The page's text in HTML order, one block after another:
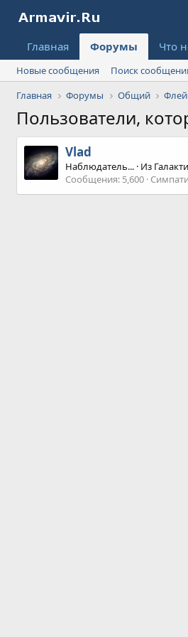
Главная Форумы Что
Новые сообщения
Поиск
Главная
Форумы Общий
Пользователи,
Vlad
Наблюдатель... · Из
Сообщения 5,600